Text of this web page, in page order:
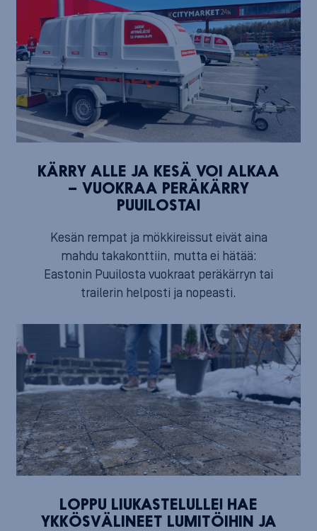
KÄRRY ALLE JA KESÄ VOI ALKAA
– VUOKRAA PERÄKÄRRY
PUUILOSTA!
Kesän rempat ja mökkireissut eivät aina
mahdu takakonttiin, mutta ei hätää:
Eastonin Puuilosta vuokraat peräkärryn tai
trailerin helposti ja nopeasti.
LOPPU LIUKASTELULLE! HAE
YKKÖSVÄLINEET LUMITÖIHIN JA